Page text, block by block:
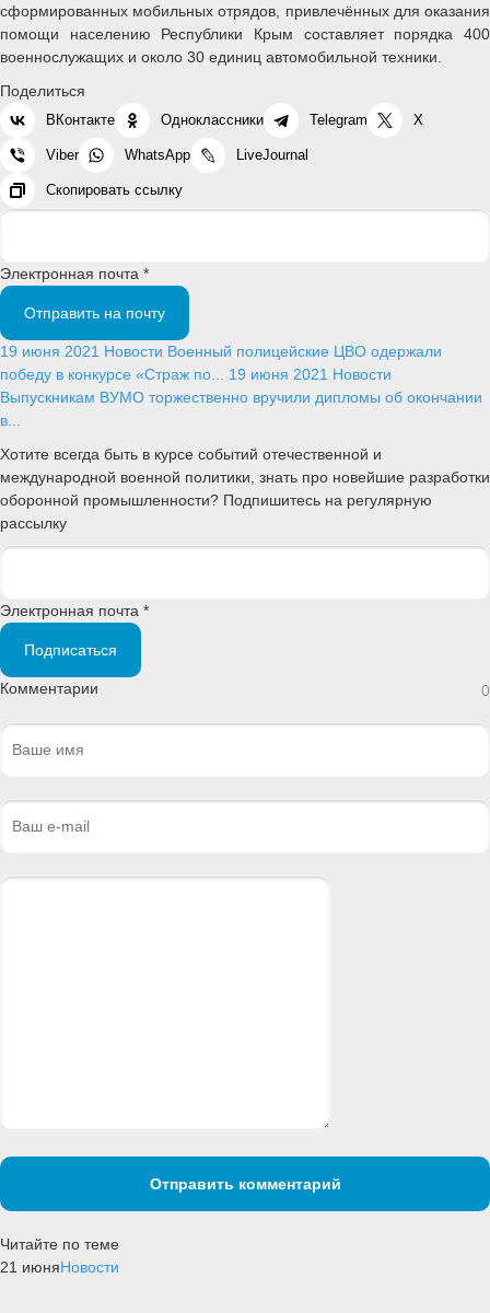
сформированных мобильных отрядов, привлечённых для оказания
помощи населению Республики Крым составляет порядка 400
военнослужащих и около 30 единиц автомобильной техники.
Поделиться
ВКонтакте Одноклассники Telegram X
Viber WhatsApp LiveJournal
Скопировать ссылку
Электронная почта *
Отправить на почту
19 июня 2021 Новости Военный полицейские ЦВО одержали
победу в конкурсе «Страж по... 19 июня 2021 Новости
Выпускникам ВУМО торжественно вручили дипломы об окончании
в...
Хотите всегда быть в курсе событий отечественной и
международной военной политики, знать про новейшие разработки
оборонной промышленности? Подпишитесь на регулярную
рассылку
Электронная почта *
Подписаться
Комментарии 0
Отправить комментарий
Читайте по теме
21 июняНовости